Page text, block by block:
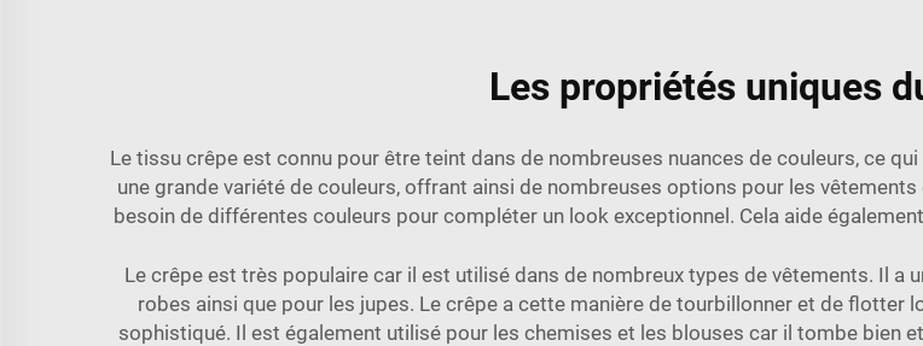
Les propriétés uniques
Le tissu crêpe est connu pour être teint dans de nombreuses nuances de couleurs, ce
une grande variété de couleurs, offrant ainsi de nombreuses options pour les
besoin de différentes couleurs pour compléter un look exceptionnel. Cela aide
Le crêpe est très populaire car il est utilisé dans de nombreux types de vêtements. Il a
robes ainsi que pour les jupes. Le crêpe a cette manière de tourbillonner et de flotter
sophistiqué. Il est également utilisé pour les chemises et les blouses car il tombe bien